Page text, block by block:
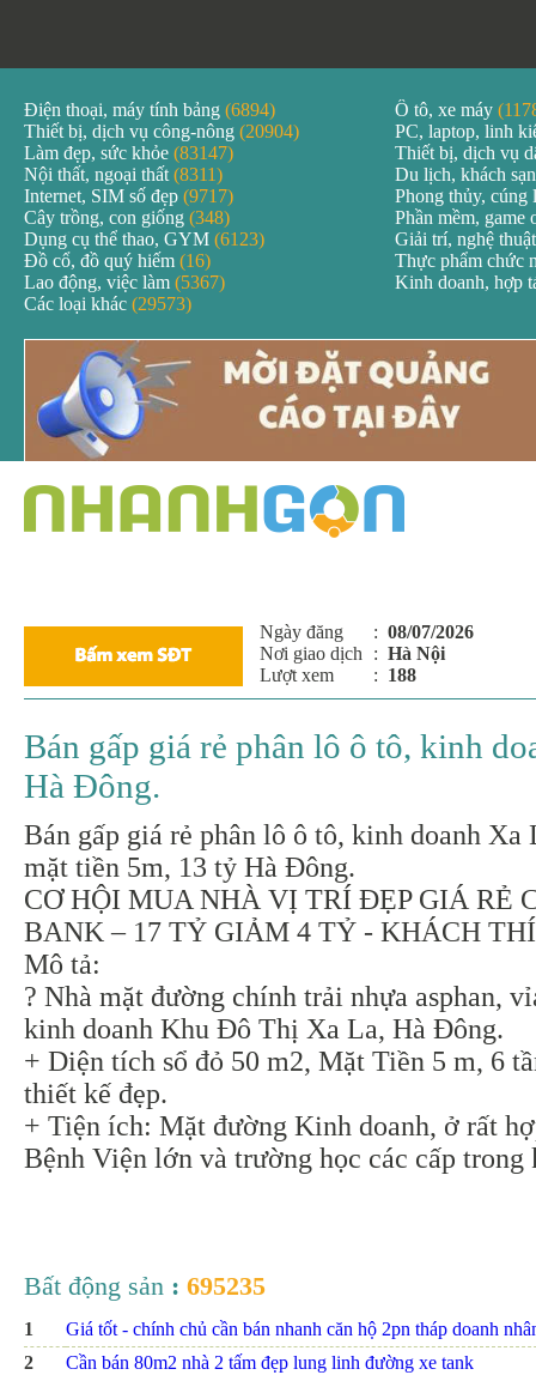
Điện thoại, máy tính bảng (6894) Ô tô, xe máy
Thiết bị, dịch vụ công-nông (20904)
PC, laptop, linh
Làm đẹp, sức khỏe (83147)
Thiết bị, dịch vụ
Nội thất, ngoại thất (8311)
Du lịch, khách
Internet, SIM số đẹp (9717)
Phong thủy, cúng
Cây trồng, con giống (348)
Phần mềm, game
Dụng cụ thể thao, GYM (6123)
Giải trí, nghệ
Đồ cổ, đồ quý hiếm (16)
Thực phẩm chức
Lao động, việc làm (5367)
Kinh doanh, hợp
Các loại khác (29573)
Ngày đăng : 08/07/2026
Nơi giao dịch : Hà Nội
Lượt xem
: 188
Bán gấp giá rẻ phân lô ô tô, kinh
Hà Đông.
Bán gấp giá rẻ phân lô ô tô, kinh doanh Xa
mặt tiền 5m, 13 tỷ Hà Đông.
CƠ HỘI MUA NHÀ VỊ TRÍ ĐẸP GIÁ RẺ
BANK – 17 TỶ GIẢM 4 TỶ - KHÁCH
Mô tả:
? Nhà mặt đường chính trải nhựa asphan,
kinh doanh Khu Đô Thị Xa La, Hà Đông.
+ Diện tích sổ đỏ 50 m2, Mặt Tiền 5 m, 6
thiết kế đẹp.
+ Tiện ích: Mặt đường Kinh doanh, ở rất
Bệnh Viện lớn và trường học các cấp trong
Bất động sản : 695235
1
Giá tốt - chính chủ cần bán nhanh căn hộ 2pn tháp doanh
2
Cần bán 80m2 nhà 2 tấm đẹp lung linh đường xe tank